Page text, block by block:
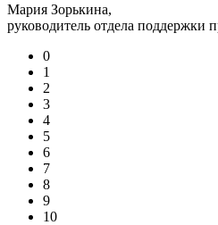
Мария Зорькина,
руководитель отдела поддержки
0
1
2
3
4
5
6
7
8
9
10